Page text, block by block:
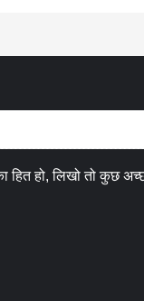
हित हो, लिखो तो कुछ